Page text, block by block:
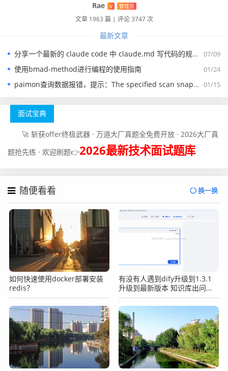
后查看
真正的成长, 源于内心的觉醒和不懈的努力, 你的信念
和行动, 将铺就通往更好的自己的道路
Rae V 管理员
文章 1963 篇 | 评论 3747 次
最新文章
07/09
分享一个最新的 claude code 中 claude.md 写代码的规约文件
01/24
使用bmad-method进行编程的使用指南
01/15
paimon查询数据报错，提示：The specified scan snapshotId 15845 is out of available snapshotId range [17875, 178
面试宝典
🚀 斩获offer终极武器 · 万道大厂真题全免费开放 · 2026大厂真
题抢先练 · 欢迎刷题👉2026最新技术面试题库
随便看看 换一换
如何快速使用docker部署安装
redis？
有没有人遇到dify升级到1.3.1
升级到最新版本 知识库出问题
的？